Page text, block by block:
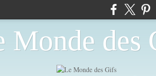
Monde des